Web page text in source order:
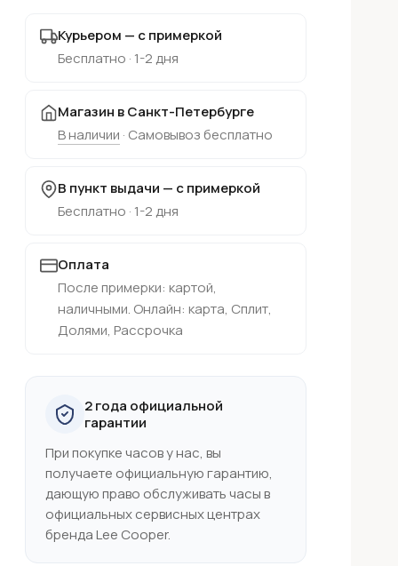
Курьером — с примеркой
Бесплатно · 1-2 дня
Магазин в Санкт-Петербурге
В наличии · Самовывоз бесплатно
В пункт выдачи — с примеркой
Бесплатно · 1-2 дня
Оплата
После примерки: картой,
наличными. Онлайн: карта, Сплит,
Долями, Рассрочка
2 года официальной
гарантии
При покупке часов у нас, вы
получаете официальную гарантию,
дающую право обслуживать часы в
официальных сервисных центрах
бренда Lee Cooper.